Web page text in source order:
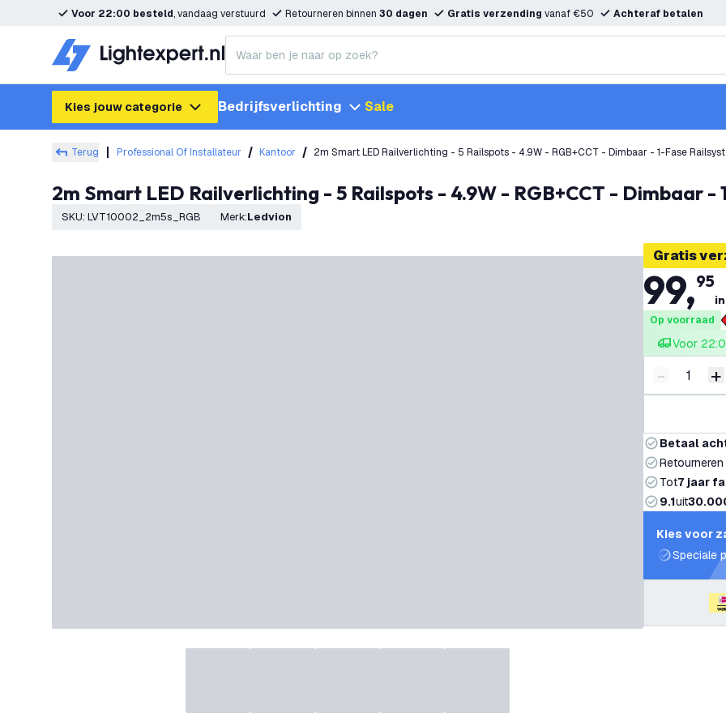
Voor 22:00 besteld, vandaag verstuurd Retourneren binnen 30 dagen Gratis verzending vanaf €50 Achteraf betalen
Kies jouw categorie Bedrijfsverlichting Sale
Terug Professional Of Installateur Kantoor 2m Smart LED Railverlichting - 5 Railspots - 4.9W - RGB+CCT - Dimbaar - 1-Fase
2m Smart LED Railverlichting - 5 Railspots - 4.9W - RGB+CCT - Dimbaar
SKU: LVT10002_2m5s_RGB Merk: Ledvion
Gratis
99,95
Op voorraad
Voor
Verminder
- +
Betaal
Tot7 jaar
9.1uit
Kies voor
Speciale